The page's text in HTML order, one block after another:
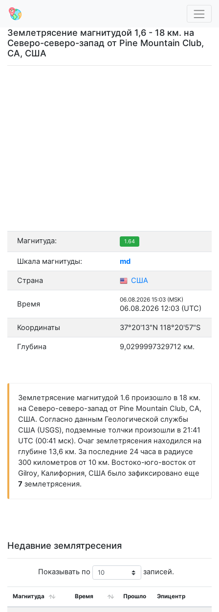
Землетрясение магнитудой 1,6 - 18 км. на
Северо-северо-запад от Pine Mountain Club,
CA, США
Магнитуда: 1.64
Шкала магнитуды: md
Страна США
Время 06.08.2026 15:03 (MSK)
06.08.2026 12:03 (UTC)
Координаты 37°20'13"N 118°20'57"S
Глубина 9,0299997329712 км.
Землетрясение магнитудой 1.6 произошло в 18 км.
на Северо-северо-запад от Pine Mountain Club, CA,
США. Согласно данным Геологической службы
США (USGS), подземные толчки произошли в 21:41
UTC (00:41 мск). Очаг землетрясения находился на
глубине 13,6 км. За последние 24 часа в радиусе
300 километров от 10 км. Востоко-юго-восток от
Gilroy, Калифорния, США было зафиксировано еще
7 землетрясения.
Недавние землятресения
Показывать по записей.
Магнитуда Время Прошло Эпицентр